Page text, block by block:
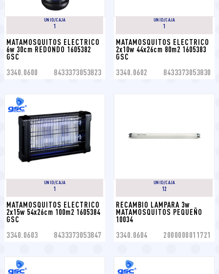
UNID/CAJA
1
MATAMOSQUITOS ELECTRICO
6w 30cm REDONDO 1605382
GSC
3340.0600 8433373053823
UNID/CAJA
1
MATAMOSQUITOS ELECTRICO
2x10w 44x26cm 80m2 1605383
GSC
3340.0602 8433373053830
UNID/CAJA
1
MATAMOSQUITOS ELECTRICO
2x15w 54x26cm 100m2 1605384
GSC
3340.0603 8433373053847
UNID/CAJA
12
RECAMBIO LAMPARA 3w
MATAMOSQUITOS PEQUEÑO
10034
3340.0604 2000000011721